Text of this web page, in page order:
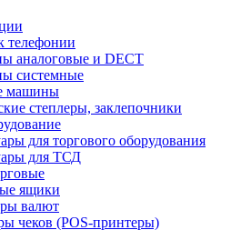
телефонии
аналоговые и DECT
системные
машины
степлеры, заклепочники
для торгового оборудования
для ТСД
ящики
валют
чеков (POS-принтеры)